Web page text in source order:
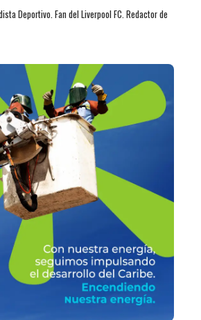
Deportivo. Fan del Liverpool FC. Redactor de